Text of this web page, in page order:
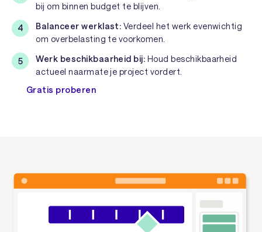
bij om binnen budget te blijven.
Balanceer werklast: Verdeel het werk evenwichtig
om overbelasting te voorkomen.
Werk beschikbaarheid bij: Houd beschikbaarheid
actueel naarmate je project vordert.
Gratis proberen